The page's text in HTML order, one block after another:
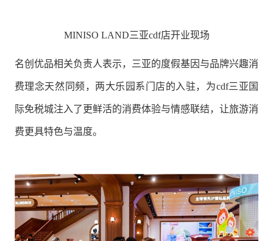
MINISO LAND三亚cdf店开业现场
名创优品相关负责人表示，三亚的度假基因与品牌兴趣消
费理念天然同频，两大乐园系门店的入驻，为cdf三亚国
际免税城注入了更鲜活的消费体验与情感联结，让旅游消
费更具特色与温度。